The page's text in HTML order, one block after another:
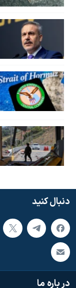
دنبال کنید
در باره ما